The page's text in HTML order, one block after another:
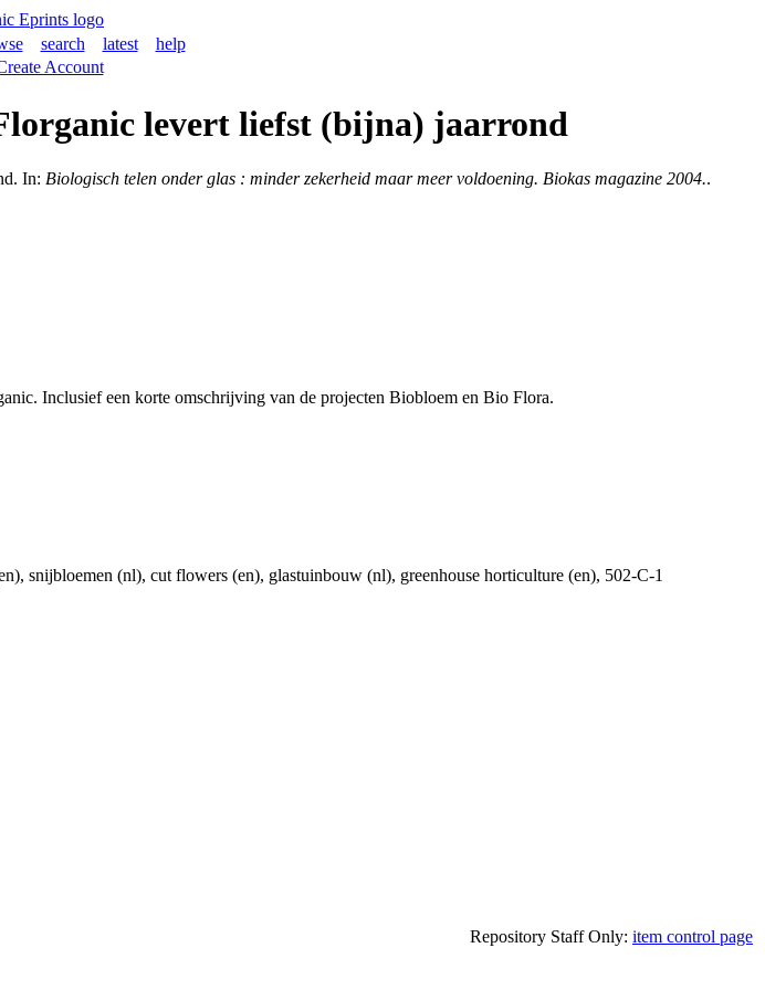
search latest
help
Account
levert liefst (bijna) jaarrond
In: Biologisch telen onder glas : minder zekerheid maar meer voldoening. Biokas magazine 2004..
Inclusief een korte omschrijving van de projecten Biobloem en Bio Flora.
snijbloemen (nl), cut flowers (en), glastuinbouw (nl), greenhouse horticulture (en), 502-C-1
Repository Staff Only: item control page